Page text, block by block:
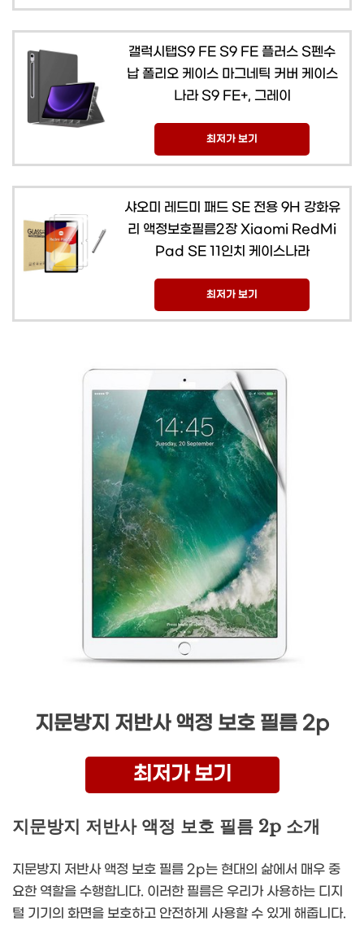
갤럭시탭S9 FE S9 FE 플러스 S펜수
납 폴리오 케이스 마그네틱 커버 케이스
나라 S9 FE+, 그레이
최저가 보기
샤오미 레드미 패드 SE 전용 9H 강화유
리 액정보호필름2장 Xiaomi RedMi
Pad SE 11인치 케이스나라
최저가 보기
지문방지 저반사 액정 보호 필름 2p
최저가 보기
지문방지 저반사 액정 보호 필름 2p 소개
지문방지 저반사 액정 보호 필름 2p는 현대의 삶에서 매우 중
요한 역할을 수행합니다. 이러한 필름은 우리가 사용하는 디지
털 기기의 화면을 보호하고 안전하게 사용할 수 있게 해줍니다.